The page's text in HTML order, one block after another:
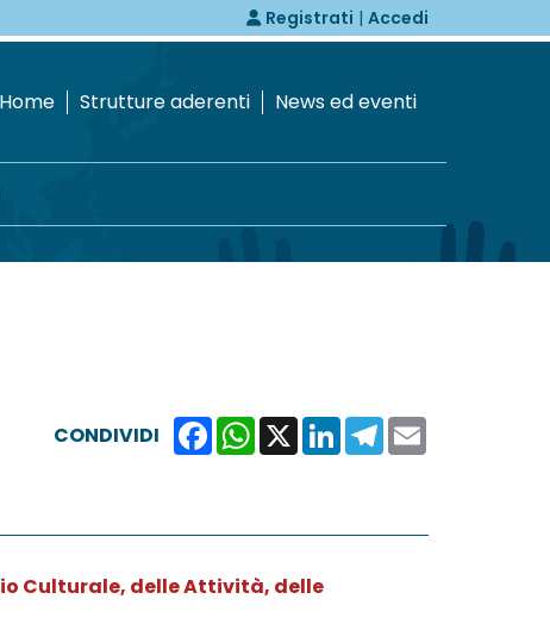
Registrati | Accedi
Home Strutture aderenti News ed eventi
Facebook
WhatsApp
X LinkedInTelegram
CONDIVIDI
Culturale, delle Attività, delle